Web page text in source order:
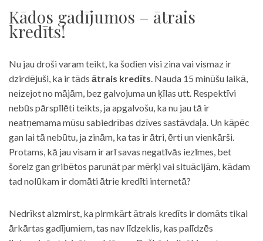
Kādos gadījumos – ātrais
kredīts!
Nu jau droši varam teikt, ka šodien visi zina vai vismaz ir
dzirdējuši, ka ir tāds ātrais kredīts. Nauda 15 minūšu laikā,
neizejot no mājām, bez galvojuma un ķīlas utt. Respektīvi
nebūs pārspīlēti teikts, ja apgalvošu, ka nu jau tā ir
neatņemama mūsu sabiedrības dzīves sastāvdaļa. Un kāpēc
gan lai tā nebūtu, ja zinām, ka tas ir ātri, ērti un vienkārši.
Protams, kā jau visam ir arī savas negatīvās iezīmes, bet
šoreiz gan gribētos parunāt par mērķi vai situācijām, kādam
tad nolūkam ir domāti ātrie kredīti internetā?
Nedrīkst aizmirst, ka pirmkārt ātrais kredīts ir domāts tikai
ārkārtas gadījumiem, tas nav līdzeklis, kas palīdzēs